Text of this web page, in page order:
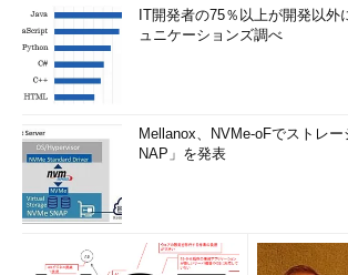
IT開発者の75％以上が開発以外
ュニケーションズ調べ
Mellanox、NVMe-oFでストレ
NAP」を発表